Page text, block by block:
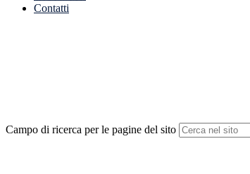
Contatti
Campo di ricerca per le pagine del sito